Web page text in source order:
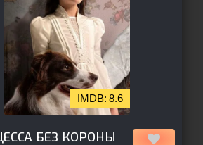
8.6
БЕЗ КОРОНЫ